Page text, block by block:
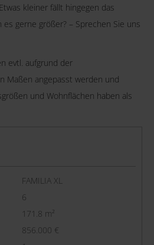
FAMILIA XL
6
171.8 m²
856.000 €
kleiner fällt hingegen das
gerne größer? – Sprechen Sie uns
evtl. aufgrund der
Maßen angepasst werden und
und Wohnflächen haben als